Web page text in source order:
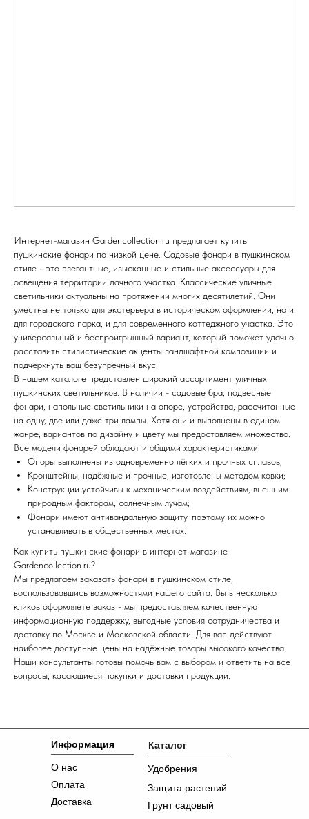
Интернет-магазин Gardencollection.ru предлагает купить
пушкинские фонари по низкой цене. Садовые фонари в пушкинском
стиле - это элегантные, изысканные и стильные аксессуары для
освещения территории дачного участка. Классические уличные
светильники актуальны на протяжении многих десятилетий. Они
уместны не только для экстерьера в историческом оформлении, но и
для городского парка, и для современного коттеджного участка. Это
универсальный и беспроигрышный вариант, который поможет удачно
расставить стилистические акценты ландшафтной композиции и
подчеркнуть ваш безупречный вкус.
В нашем каталоге представлен широкий ассортимент уличных
пушкинских светильников. В наличии - садовые бра, подвесные
фонари, напольные светильники на опоре, устройства, рассчитанные
на одну, две или даже три лампы. Хотя они и выполнены в едином
жанре, вариантов по дизайну и цвету мы предоставляем множество.
Все модели фонарей обладают и общими характеристиками:
Опоры выполнены из одновременно лёгких и прочных сплавов;
Кронштейны, надёжные и прочные, изготовлены методом ковки;
Конструкции устойчивы к механическим воздействиям, внешним
природным факторам, солнечным лучам;
Фонари имеют антивандальную защиту, поэтому их можно
устанавливать в общественных местах.
Как купить пушкинские фонари в интернет-магазине
Gardencollection.ru?
Мы предлагаем заказать фонари в пушкинском стиле,
воспользовавшись возможностями нашего сайта. Вы в несколько
кликов оформляете заказ - мы предоставляем качественную
информационную поддержку, выгодные условия сотрудничества и
доставку по Москве и Московской области. Для вас действуют
наиболее доступные цены на надёжные товары высокого качества.
Наши консультанты готовы помочь вам с выбором и ответить на все
вопросы, касающиеся покупки и доставки продукции.
Информация
Каталог
О нас
Оплата
Доставка
Удобрения
Защита растений
Грунт садовый